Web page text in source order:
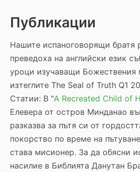
Публикации
Нашите испаноговорящи братя
преведоха на английски език
уроци изучаващи
изтеглите The Seal of Truth Q1
Статии: В "A Recreated Child of
Елевера от остров Минданао
разказва за пътя си от
покорство по време на
става мисионер. За да обясни
насилие в Библията Данутан